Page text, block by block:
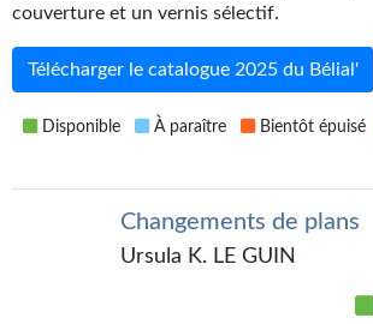
Archive du Futur
Parallaxe
Quarante-Deux
couverture et un vernis sélectif.
Télécharger le catalogue 2025 du Bélial'
Disponible À paraître Bientôt épuisé
Changements de plans
Ursula K. LE GUIN